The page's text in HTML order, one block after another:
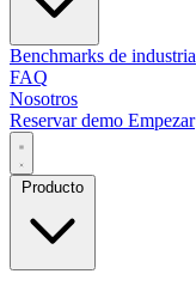
Benchmarks de industria
FAQ
Nosotros
Reservar demo Empezar